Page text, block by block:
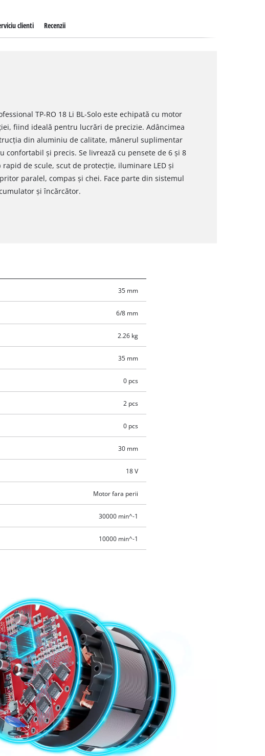
clienti Recenzii
TP-RO 18 Li BL-Solo este echipată cu motor
fiind ideală pentru lucrări de precizie. Adâncimea
din aluminiu de calitate, mânerul suplimentar
confortabil și precis. Se livrează cu pensete de 6 și 8
de scule, scut de protecție, iluminare LED și
paralel, compas și chei. Face parte din sistemul
și încărcător.
35 mm
6/8 mm
2.26 kg
35 mm
0 pcs
2 pcs
0 pcs
30 mm
18 V
Motor fara perii
30000 min^-1
10000 min^-1